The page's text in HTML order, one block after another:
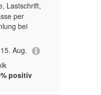
Lastschrift,
per
bei
Aug.
positiv